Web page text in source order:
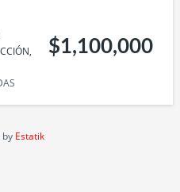
$1,100,000
by Estatik